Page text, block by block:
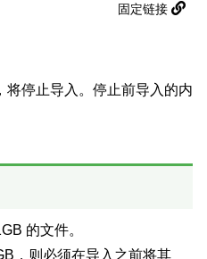
固定链接
停止导入。停止前导入的内
的文件。
，则必须在导入之前将其